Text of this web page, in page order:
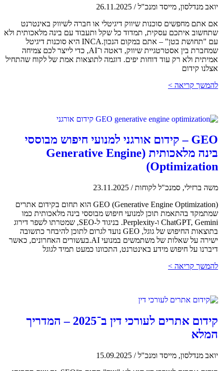
יואב מנדלסון, מייסד ומנכ"ל/
26.11.2025
אם אתם מחפשים סוכנות שיווק דיגיטלי או חברה לשיווק באינטרנט
שתחשוב איתכם עסקית, תמדוד כל שקל ותעבוד עם בינה מלאכותית ולא
עם "תחושת בטן" – אתם במקום הנכון.INCA היא סוכנות דיגיטל
שמחברת בין אסטרטגיית שיווק, דאטה ו־AI, כדי לייצר לכם צמיחה
אמיתית ולא רק עוד דוחות יפים. דוגמה לתוצאות אמת של לקוח שהתחיל
אצלנו קידום
להמשך קריאה >
GEO – קידום אורגני למנועי חיפוש מבוססי
בינה מלאכותית (Generative Engine
Optimization)
משה ברזילי, סמנכ"ל לקוחות/
23.11.2025
GEO (Generative Engine Optimization) הוא תחום בקידום אתרים
שמתמקד בהתאמת תוכן למנועי חיפוש מבוססי בינה מלאכותית כמו
ChatGPT, Gemini ו-Perplexity. בניגוד ל-SEO, שמטרתו לשפר דירוג
בתוצאות החיפוש של גוגל, GEO נועד לגרום לתוכן להיבחר כתשובה
ישירה על שאלות של משתמשים במנועי AI.בעשורים האחרונים, כאשר
דיברנו על חיפוש מידע באינטרנט, התכוונו כמעט תמיד לגוגל
להמשך קריאה >
קידום אתרים לעורכי דין ב־2025 – המדריך
המלא
יואב מנדלסון, מייסד ומנכ"ל/
15.09.2025